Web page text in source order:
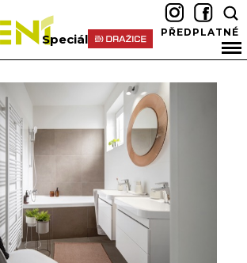
Speciál PŘEDPLATNÉ